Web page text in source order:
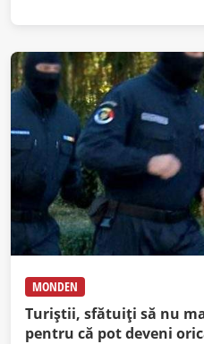
MONDEN
Turiştii, sfătuiţi să nu
pentru că pot deveni